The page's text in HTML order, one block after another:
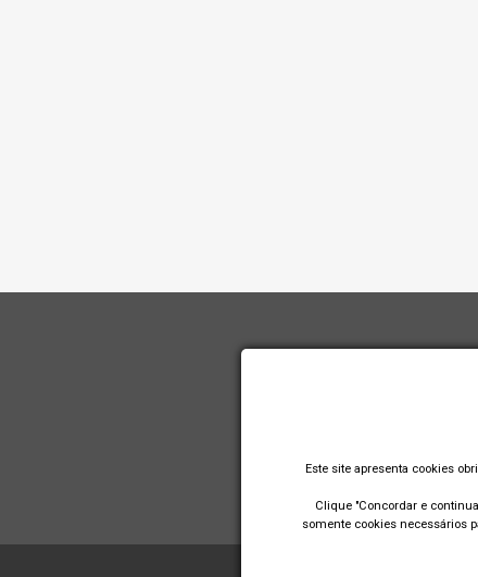
Este site apresenta cookies
Clique "Concordar e
somente cookies necessários